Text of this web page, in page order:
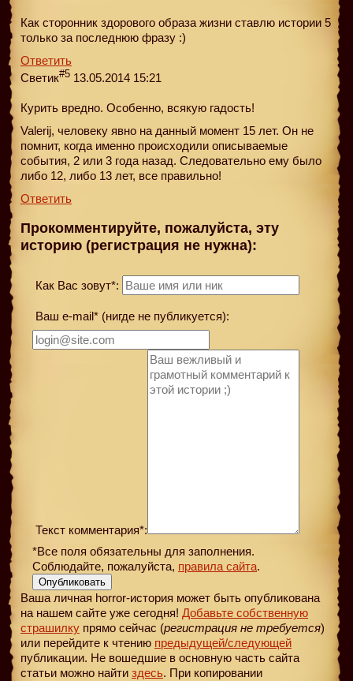
Как сторонник здорового образа жизни ставлю истории 5
только за последнюю фразу :)
Ответить
Светик#5 13.05.2014 15:21
Курить вредно. Особенно, всякую гадость!
Valerij, человеку явно на данный момент 15 лет. Он не
помнит, когда именно происходили описываемые
события, 2 или 3 года назад. Следовательно ему было
либо 12, либо 13 лет, все правильно!
Ответить
Прокомментируйте, пожалуйста, эту
историю (регистрация не нужна):
Как Вас зовут*:
Ваш e-mail* (нигде не публикуется):
Текст комментария*:
*Все поля обязательны для заполнения.
Соблюдайте, пожалуйста, правила сайта.
Опубликовать
Ваша личная horror-история может быть опубликована
на нашем сайте уже сегодня! Добавьте собственную
страшилку прямо сейчас (регистрация не требуется)
или перейдите к чтению предыдущей/следующей
публикации. Не вошедшие в основную часть сайта
статьи можно найти здесь. При копировании